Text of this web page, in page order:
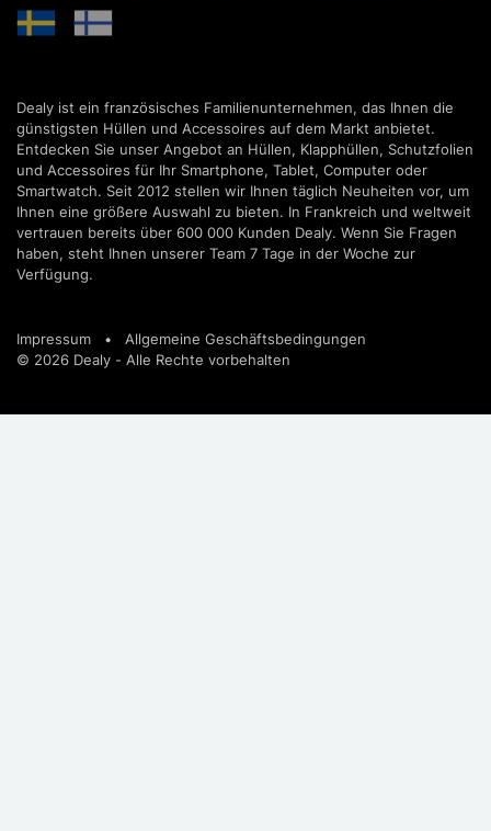
Dealy ist ein französisches Familienunternehmen, das Ihnen die
günstigsten Hüllen und Accessoires auf dem Markt anbietet.
Entdecken Sie unser Angebot an Hüllen, Klapphüllen, Schutzfolien
und Accessoires für Ihr Smartphone, Tablet, Computer oder
Smartwatch. Seit 2012 stellen wir Ihnen täglich Neuheiten vor, um
Ihnen eine größere Auswahl zu bieten. In Frankreich und weltweit
vertrauen bereits über 600 000 Kunden Dealy. Wenn Sie Fragen
haben, steht Ihnen unserer Team 7 Tage in der Woche zur
Verfügung.
© 2026 Dealy - Alle Rechte vorbehalten
Impressum • Allgemeine Geschäftsbedingungen